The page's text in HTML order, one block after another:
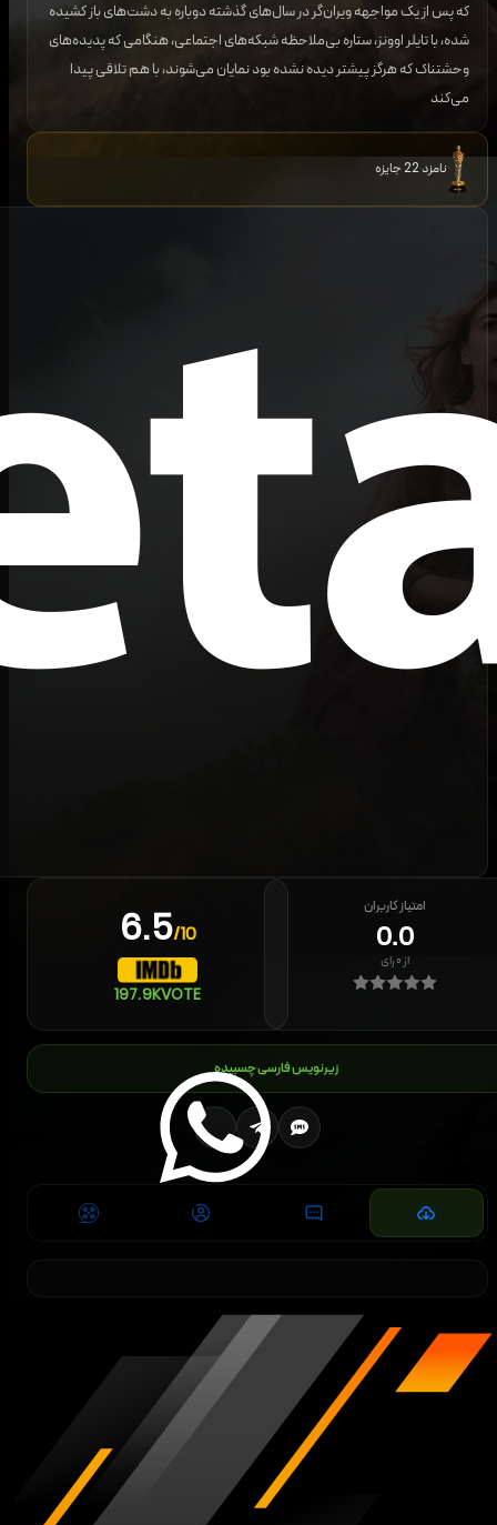
که پس از یک مواجهه ویران‌گر در سال‌های گذشته دوباره به دشت‌های باز کشیده
شده، با تایلر اوونز، ستاره بی‌ملاحظه شبکه‌های اجتماعی، هنگامی که پدیده‌های
وحشتناک که هرگز پیشتر دیده نشده بود نمایان می‌شوند، با هم تلاقی پیدا
می‌کند
نامزد 22 جایزه
6.5/10
197.9KVOTE
امتیاز کاربران
0.0
از۰رای
زیرنویس فارسی چسبیده